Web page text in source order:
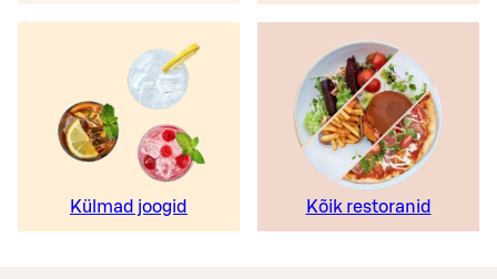
Külmad joogid Kõik restoranid